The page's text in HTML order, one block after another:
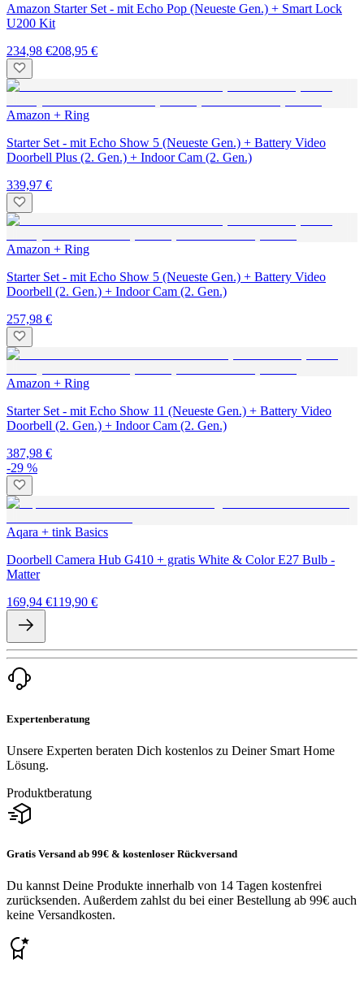
Amazon Starter Set - mit Echo Pop (Neueste Gen.) + Smart Lock
U200 Kit
234,98 €208,95 €
Amazon + Ring
Starter Set - mit Echo Show 5 (Neueste Gen.) + Battery Video
Doorbell Plus (2. Gen.) + Indoor Cam (2. Gen.)
339,97 €
Amazon + Ring
Starter Set - mit Echo Show 5 (Neueste Gen.) + Battery Video
Doorbell (2. Gen.) + Indoor Cam (2. Gen.)
257,98 €
Amazon + Ring
Starter Set - mit Echo Show 11 (Neueste Gen.) + Battery Video
Doorbell (2. Gen.) + Indoor Cam (2. Gen.)
387,98 €
-29 %
Aqara + tink Basics
Doorbell Camera Hub G410 + gratis White & Color E27 Bulb -
Matter
169,94 €119,90 €
Expertenberatung
Unsere Experten beraten Dich kostenlos zu Deiner Smart Home
Lösung.
Produktberatung
Gratis Versand ab 99€ & kostenloser Rückversand
Du kannst Deine Produkte innerhalb von 14 Tagen kostenfrei
zurücksenden. Außerdem zahlst du bei einer Bestellung ab 99€ auch
keine Versandkosten.